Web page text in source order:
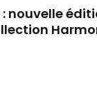
nouvelle